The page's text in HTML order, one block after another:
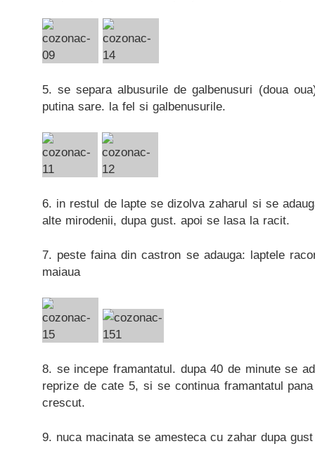
5. se separa albusurile de galbenusuri (doua
putina sare. la fel si galbenusurile.
6. in restul de lapte se dizolva zaharul si se
alte mirodenii, dupa gust. apoi se lasa la racit.
7. peste faina din castron se adauga: laptele
maiaua
8. se incepe framantatul. dupa 40 de minute se
reprize de cate 5, si se continua framantatul
crescut.
9. nuca macinata se amesteca cu zahar dupa